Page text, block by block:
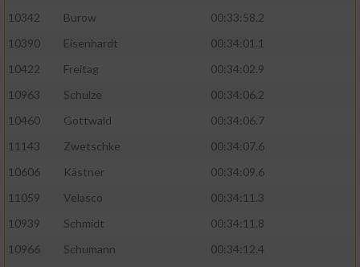
10342
Burow
00:33:58.2
10390
Eisenhardt
00:34:01.1
10422
Freitag
00:34:02.9
10963
Schulze
00:34:06.2
10460
Gottwald
00:34:06.7
11143
Zwetschke
00:34:07.6
10606
Kästner
00:34:09.6
11059
Velasco
00:34:11.3
10939
Schmidt
00:34:11.8
10966
Schumann
00:34:12.4